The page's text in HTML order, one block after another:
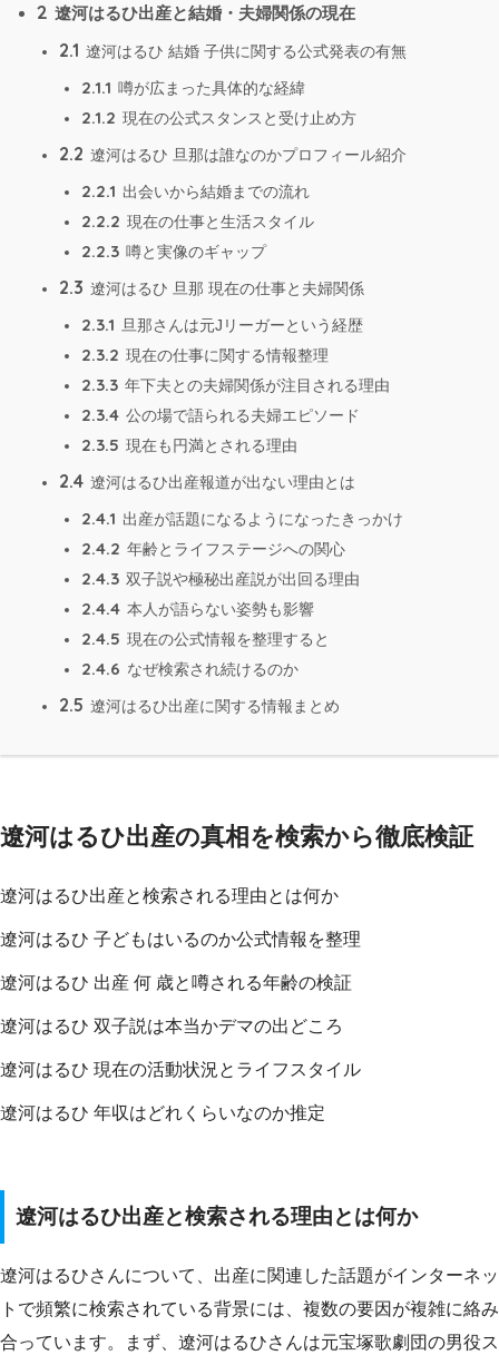
2 遼河はるひ出産と結婚・夫婦関係の現在
2.1 遼河はるひ 結婚 子供に関する公式発表の有無
2.1.1 噂が広まった具体的な経緯
2.1.2 現在の公式スタンスと受け止め方
2.2 遼河はるひ 旦那は誰なのかプロフィール紹介
2.2.1 出会いから結婚までの流れ
2.2.2 現在の仕事と生活スタイル
2.2.3 噂と実像のギャップ
2.3 遼河はるひ 旦那 現在の仕事と夫婦関係
2.3.1 旦那さんは元Jリーガーという経歴
2.3.2 現在の仕事に関する情報整理
2.3.3 年下夫との夫婦関係が注目される理由
2.3.4 公の場で語られる夫婦エピソード
2.3.5 現在も円満とされる理由
2.4 遼河はるひ出産報道が出ない理由とは
2.4.1 出産が話題になるようになったきっかけ
2.4.2 年齢とライフステージへの関心
2.4.3 双子説や極秘出産説が出回る理由
2.4.4 本人が語らない姿勢も影響
2.4.5 現在の公式情報を整理すると
2.4.6 なぜ検索され続けるのか
2.5 遼河はるひ出産に関する情報まとめ
遼河はるひ出産の真相を検索から徹底検証
遼河はるひ出産と検索される理由とは何か
遼河はるひ 子どもはいるのか公式情報を整理
遼河はるひ 出産 何 歳と噂される年齢の検証
遼河はるひ 双子説は本当かデマの出どころ
遼河はるひ 現在の活動状況とライフスタイル
遼河はるひ 年収はどれくらいなのか推定
遼河はるひ出産と検索される理由とは何か
遼河はるひさんについて、出産に関連した話題がインターネッ
トで頻繁に検索されている背景には、複数の要因が複雑に絡み
合っています。まず、遼河はるひさんは元宝塚歌劇団の男役ス